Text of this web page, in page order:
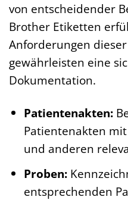
von entscheidender
Brother Etiketten
Anforderungen
gewährleisten eine
Dokumentation.
Patientenakten:
Patientenakten
und anderen
Proben:
entsprechenden